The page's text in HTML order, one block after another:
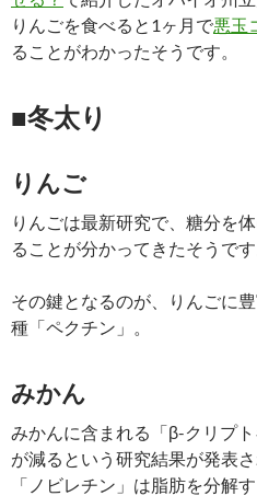
りんごを食べると1ヶ月で悪玉
ることがわかったそうです。
■冬太り
りんご
りんごは最新研究で、糖分を
ることが分かってきたそうです
その鍵となるのが、りんごに
種「ペクチン」。
みかん
みかんに含まれる「β-クリプ
が減るという研究結果が発表
「ノビレチン」は脂肪を分解